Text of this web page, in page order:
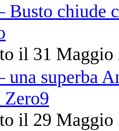
Busto chiude
il 31 Maggio
una superba
Zero9
il 29 Maggio